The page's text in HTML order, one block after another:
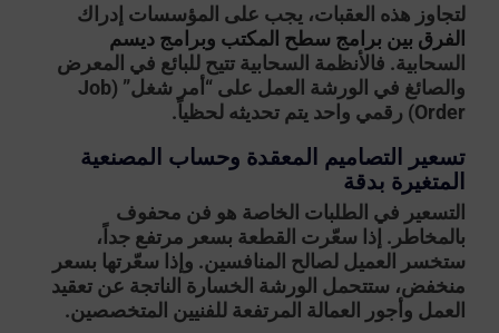
لتجاوز هذه العقبات، يجب على المؤسسات إدراك
الفرق بين برامج سطح المكتب وبرامج ديسم
السحابية. فالأنظمة السحابية تتيح للبائع في المعرض
والصائغ في الورشة العمل على “أمر شغل” (Job
Order) رقمي واحد يتم تحديثه لحظياً.
تسعير التصاميم المعقدة وحساب المصنعية
المتغيرة بدقة
التسعير في الطلبات الخاصة هو فن محفوف
بالمخاطر. إذا سعّرت القطعة بسعر مرتفع جداً،
ستخسر العميل لصالح المنافسين. وإذا سعّرتها بسعر
منخفض، ستتحمل الورشة الخسارة الناتجة عن تعقيد
العمل وأجور العمالة المرتفعة للفنيين المتخصصين.